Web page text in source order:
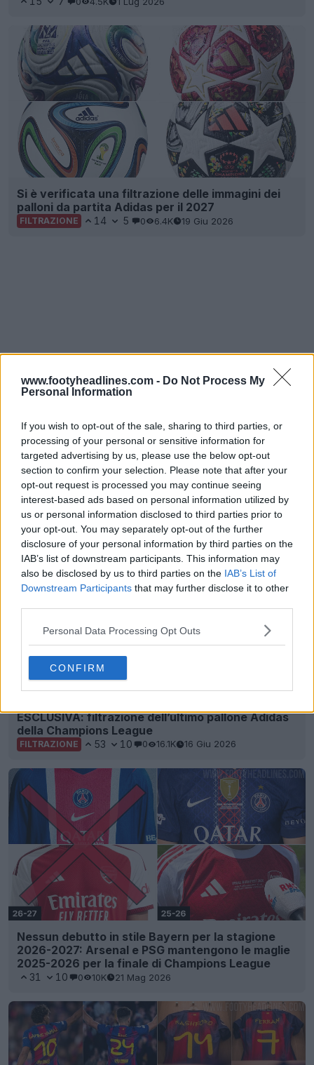
www.footyheadlines.com - Do Not Process My
Personal Information
If you wish to opt-out of the sale, sharing to third parties, or
processing of your personal or sensitive information for
targeted advertising by us, please use the below opt-out
section to confirm your selection. Please note that after your
opt-out request is processed you may continue seeing
interest-based ads based on personal information utilized by
us or personal information disclosed to third parties prior to
your opt-out. You may separately opt-out of the further
disclosure of your personal information by third parties on the
IAB’s list of downstream participants. This information may
also be disclosed by us to third parties on the IAB’s List of
Downstream Participants that may further disclose it to other
Personal Data Processing Opt Outs
CONFIRM
Si è verificata una filtrazione delle immagini dei
palloni da partita Adidas per il 2027
FILTRAZIONE 14 5 0 6.4K 19 Giu 2026
ESCLUSIVA: filtrazione dell’ultimo pallone Adidas
della Champions League
FILTRAZIONE 53 10 0 16.1K 16 Giu 2026
Nessun debutto in stile Bayern per la stagione
2026-2027: Arsenal e PSG mantengono le maglie
2025-2026 per la finale di Champions League
31 10 0 10K 21 Mag 2026